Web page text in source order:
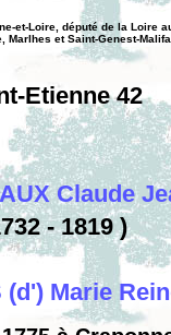
et-Loire, député de la Loire
Marlhes et Saint-Genest-
Etienne 42
Claude
- 1819 )
Marie